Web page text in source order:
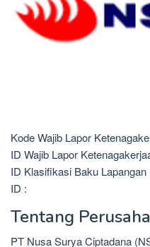
Kode Wajib Lapor
ID Wajib Lapor
ID Klasifikasi Baku
ID :
Tentang
PT Nusa Surya Ciptadana